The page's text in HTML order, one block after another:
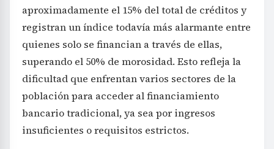
aproximadamente el 15% del total de créditos y
registran un índice todavía más alarmante entre
quienes solo se financian a través de ellas,
superando el 50% de morosidad. Esto refleja la
dificultad que enfrentan varios sectores de la
población para acceder al financiamiento
bancario tradicional, ya sea por ingresos
insuficientes o requisitos estrictos.